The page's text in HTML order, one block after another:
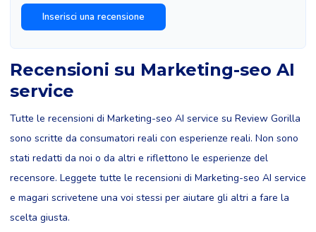
Recensioni su Marketing-seo AI
service
Tutte le recensioni di Marketing-seo AI service su Review Gorilla
sono scritte da consumatori reali con esperienze reali. Non sono
stati redatti da noi o da altri e riflettono le esperienze del
recensore. Leggete tutte le recensioni di Marketing-seo AI service
e magari scrivetene una voi stessi per aiutare gli altri a fare la
scelta giusta.